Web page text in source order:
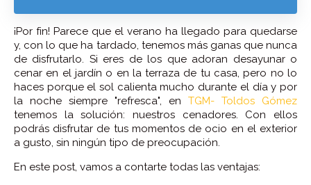
¡Por fin! Parece que el verano ha llegado para quedarse
y, con lo que ha tardado, tenemos más ganas que nunca
de disfrutarlo. Si eres de los que adoran desayunar o
cenar en el jardín o en la terraza de tu casa, pero no lo
haces porque el sol calienta mucho durante el día y por
la noche siempre "refresca", en TGM- Toldos Gómez
tenemos la solución: nuestros cenadores. Con ellos
podrás disfrutar de tus momentos de ocio en el exterior
a gusto, sin ningún tipo de preocupación.
En este post, vamos a contarte todas las ventajas: